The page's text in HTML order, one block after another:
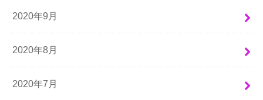
2020年9月
2020年8月
2020年7月